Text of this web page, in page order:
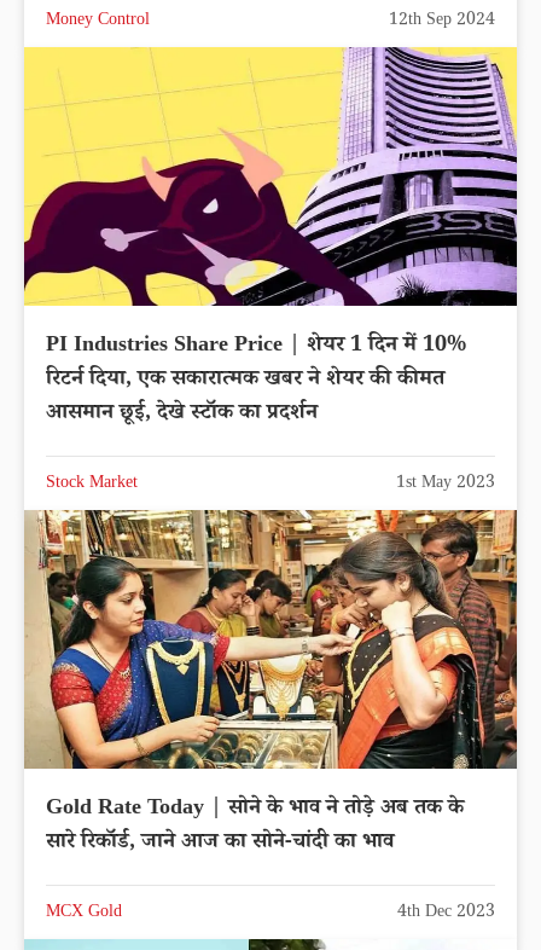
Money Control 12th Sep 2024
PI Industries Share Price | शेयर 1 दिन में 10%
रिटर्न दिया, एक सकारात्मक खबर ने शेयर की कीमत
आसमान छूई, देखे स्टॉक का प्रदर्शन
Stock Market 1st May 2023
Gold Rate Today | सोने के भाव ने तोड़े अब तक के
सारे रिकॉर्ड, जाने आज का सोने-चांदी का भाव
MCX Gold 4th Dec 2023